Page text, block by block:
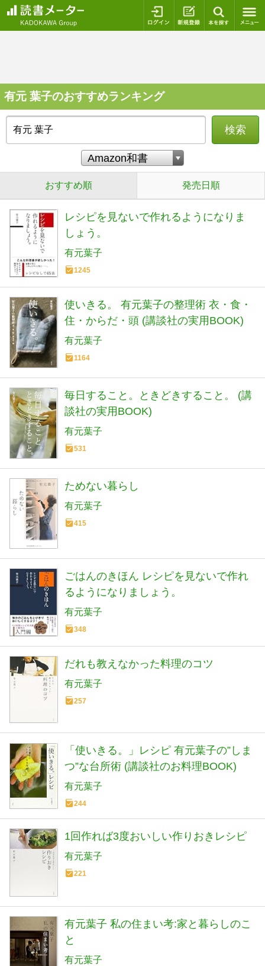
ログイン 新規登録
有元 葉子のおすすめランキング
検索
おすすめ順 発売日順
レシピを見ないで作れるようになりま
しょう。
有元葉子
1245
使いきる。 有元葉子の整理術 衣・食・
住・からだ・頭 (講談社の実用BOOK)
有元葉子
1164
毎日すること。ときどきすること。 (講
談社の実用BOOK)
有元葉子
531
ためない暮らし
有元葉子
415
ごはんのきほん レシピを見ないで作れ
るようになりましょう。
有元葉子
348
だれも教えなかった料理のコツ
有元葉子
257
「使いきる。」レシピ 有元葉子の”しま
つ”な台所術 (講談社のお料理BOOK)
有元葉子
244
1回作れば3度おいしい作りおきレシピ
有元葉子
221
有元葉子 私の住まい考:家と暮らしのこ
と
有元葉子